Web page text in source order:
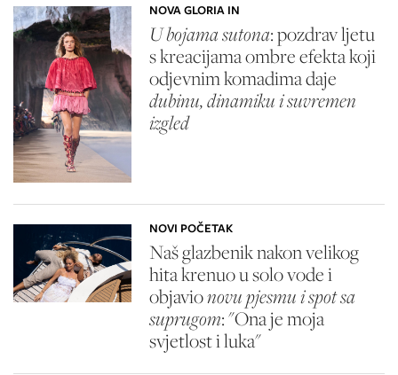
NOVA GLORIA IN
U bojama sutona: pozdrav ljetu
s kreacijama ombre efekta koji
odjevnim komadima daje
dubinu, dinamiku i suvremen
izgled
NOVI POČETAK
Naš glazbenik nakon velikog
hita krenuo u solo vode i
objavionovu pjesmu i spot sa
suprugom: "Ona je moja
svjetlost i luka"